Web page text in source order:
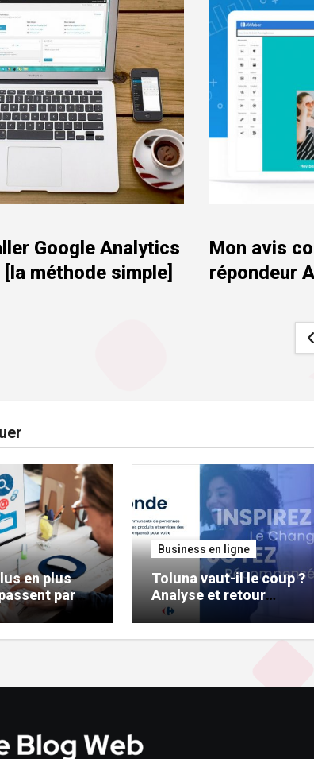
Google Analytics
méthode simple]
Mon avis
répondeur
en plus
par
de
Business en ligne
Toluna vaut-il le coup ?
Analyse et retour
d’expérience